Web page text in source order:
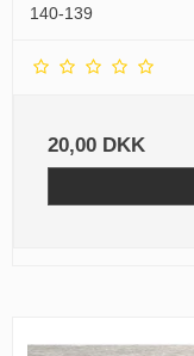
140-139
20,00 DKK